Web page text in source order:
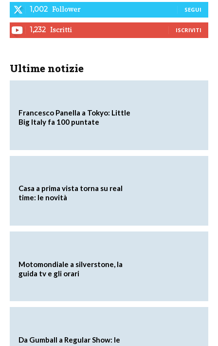
1,002 Follower SEGUI
1,232 Iscritti ISCRIVITI
Ultime notizie
Francesco Panella a Tokyo: Little
Big Italy fa 100 puntate
Casa a prima vista torna su real
time: le novità
Motomondiale a silverstone, la
guida tv e gli orari
Da Gumball a Regular Show: le